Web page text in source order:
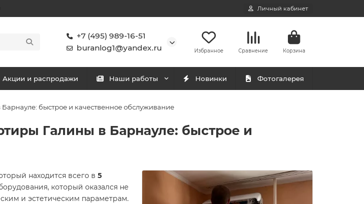
Личный кабинет
+7 (495) 989-16-51
buranlog1@yandex.ru
Избранное Сравнение Корзина
Акции и распродажи Наши работы Новинки Фотогалерея
быстрое и качественное обслуживание
Галины в Барнауле: быстрое и
находится всего в 5
который оказался не
и эстетическим параметрам.